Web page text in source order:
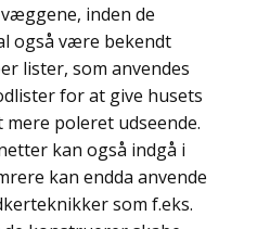
inden de
også være bekendt
lister, som anvendes
for at give husets
poleret udseende.
kan også indgå i
kan endda anvende
som f.eks.